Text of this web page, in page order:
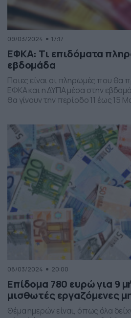
09/03/2024 17:17
ΕΦΚΑ: Τι επιδόματα
εβδομάδα
Ποιες είναι οι πληρωμές που θα
ΕΦΚΑ και η ΔΥΠΑ μέσα στην
θα γίνουν την περίοδο 11 έως 15
25.6000.000 ευρώ σε 1030
έκδοσης αποφάσεων για […]
08/03/2024 20:00
Επίδομα 780 ευρώ για 9
μισθωτές εργαζόμενες
Θέμα ημερών είναι, όπως όλα